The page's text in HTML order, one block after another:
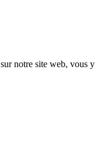
sur notre site web, vous